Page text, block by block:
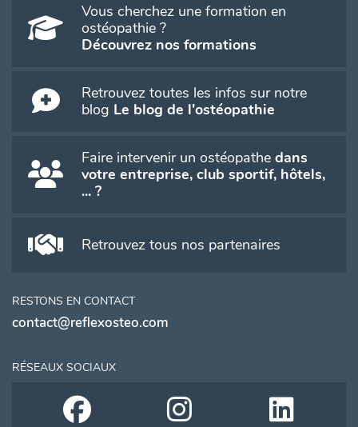
Vous cherchez une formation en
ostéopathie ?
Découvrez nos formations
Retrouvez toutes les infos sur notre
blog Le blog de l'ostéopathie
Faire intervenir un ostéopathe dans
votre entreprise, club sportif, hôtels,
... ?
Retrouvez tous nos partenaires
RESTONS EN CONTACT
contact@reflexosteo.com
RÉSEAUX SOCIAUX